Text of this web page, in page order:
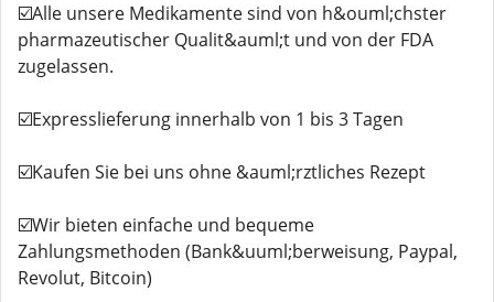
☑️Alle unsere Medikamente sind von h&ouml;chster
pharmazeutischer Qualit&auml;t und von der FDA
zugelassen.
☑️Expresslieferung innerhalb von 1 bis 3 Tagen
☑️Kaufen Sie bei uns ohne &auml;rztliches Rezept
☑️Wir bieten einfache und bequeme
Zahlungsmethoden (Bank&uuml;berweisung, Paypal,
Revolut, Bitcoin)